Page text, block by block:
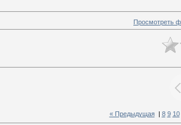
Просмотреть
« Предыдущая| 8 9 10